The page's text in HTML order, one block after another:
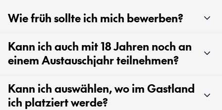
Wie früh sollte ich mich bewerben?
Kann ich auch mit 18 Jahren noch an
einem Austauschjahr teilnehmen?
Kann ich auswählen, wo im Gastland
ich platziert werde?